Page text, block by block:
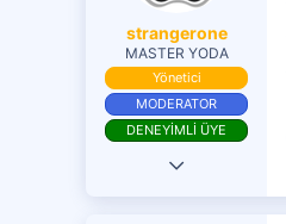
strangerone
MASTER YODA
Yönetici
MODERATOR
DENEYİMLİ ÜYE
9 Haz 2017